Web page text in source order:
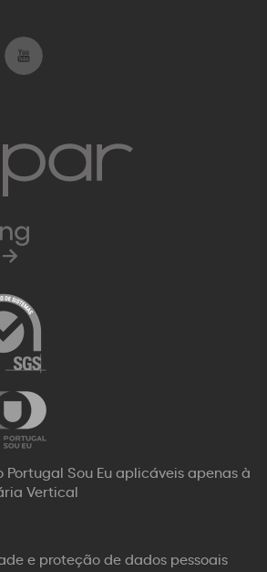
Portugal Sou Eu aplicáveis apenas à
Vertical
e proteção de dados pessoais